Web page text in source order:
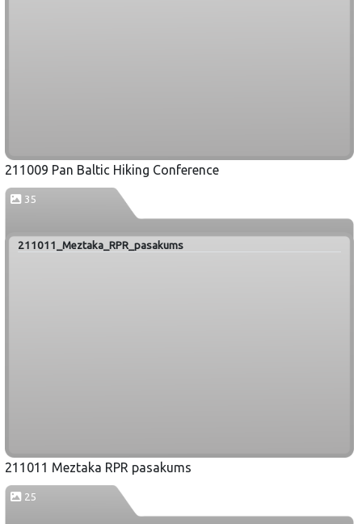
211009 Pan Baltic Hiking Conference
35
211011_Meztaka_RPR_pasakums
211011 Meztaka RPR pasakums
25